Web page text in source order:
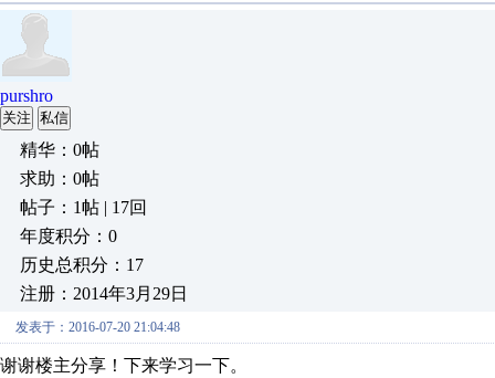
purshro
关注 私信
精华：0帖
求助：0帖
帖子：1帖 | 17回
年度积分：0
历史总积分：17
注册：2014年3月29日
发表于：2016-07-20 21:04:48
谢谢楼主分享！下来学习一下。